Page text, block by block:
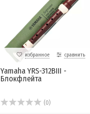
избранное сравнить
Yamaha YRS-312BIII -
Блокфлейта
(0)